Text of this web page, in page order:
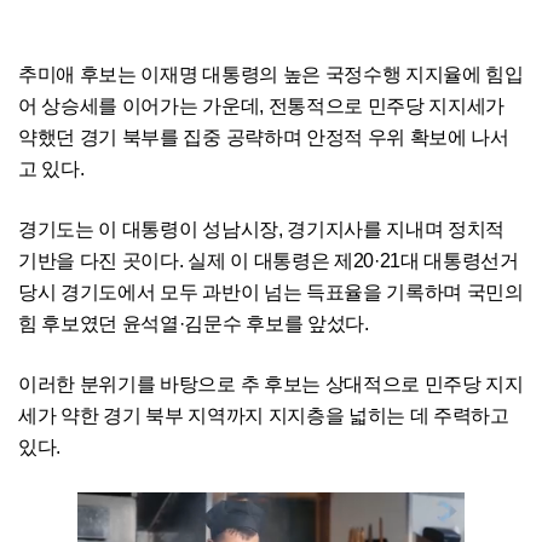
추미애 후보는 이재명 대통령의 높은 국정수행 지지율에 힘입
어 상승세를 이어가는 가운데, 전통적으로 민주당 지지세가
약했던 경기 북부를 집중 공략하며 안정적 우위 확보에 나서
고 있다.
경기도는 이 대통령이 성남시장, 경기지사를 지내며 정치적
기반을 다진 곳이다. 실제 이 대통령은 제20·21대 대통령선거
당시 경기도에서 모두 과반이 넘는 득표율을 기록하며 국민의
힘 후보였던 윤석열·김문수 후보를 앞섰다.
이러한 분위기를 바탕으로 추 후보는 상대적으로 민주당 지지
세가 약한 경기 북부 지역까지 지지층을 넓히는 데 주력하고
있다.